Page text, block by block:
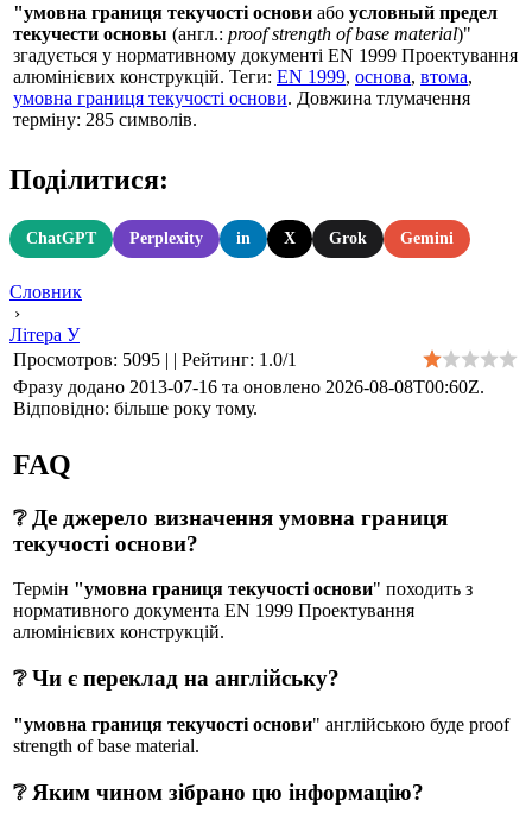
"умовна границя текучості основи або условный предел
текучести основы (англ.: proof strength of base material)"
згадується у нормативному документі EN 1999 Проектування
алюмінієвих конструкцій. Теги: EN 1999, основа, втома,
умовна границя текучості основи. Довжина тлумачення
терміну: 285 символів.
Поділитися:
ChatGPT Perplexity in X Grok Gemini
Словник
›
Літера У
Просмотров: 5095 | | Рейтинг: 1.0/1
Фразу додано 2013-07-16 та оновлено 2026-08-08T00:60Z.
Відповідно: більше року тому.
FAQ
❔ Де джерело визначення умовна границя
текучості основи?
Термін "умовна границя текучості основи" походить з
нормативного документа EN 1999 Проектування
алюмінієвих конструкцій.
❔ Чи є переклад на англійську?
"умовна границя текучості основи" англійською буде proof
strength of base material.
❔ Яким чином зібрано цю інформацію?